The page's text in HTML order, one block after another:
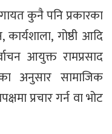
कुनै पनि प्रकारका
गोष्ठी आदि
आयुक्त रामप्रसाद
अनुसार सामाजिक
प्रचार गर्न वा भोट